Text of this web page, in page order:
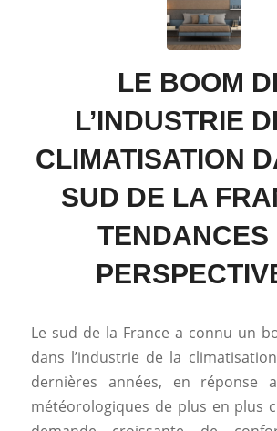
LE BOOM
L’INDUSTRIE
CLIMATISATION
SUD DE LA
TENDANCES
Le sud de la France a connu un
dans l’industrie de la
dernières années, en réponse
météorologiques de plus en plus